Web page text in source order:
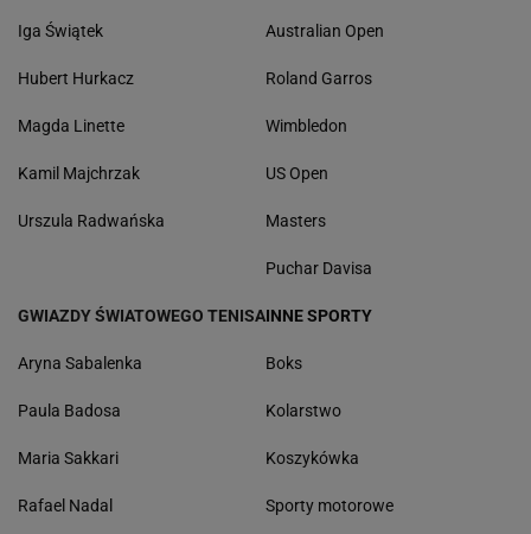
Iga Świątek
Hubert Hurkacz
Magda Linette
Kamil Majchrzak
Urszula Radwańska
Australian Open
Roland Garros
Wimbledon
US Open
Masters
Puchar Davisa
GWIAZDY ŚWIATOWEGO TENISA
Aryna Sabalenka
Paula Badosa
Maria Sakkari
Rafael Nadal
INNE SPORTY
Boks
Kolarstwo
Koszykówka
Sporty motorowe